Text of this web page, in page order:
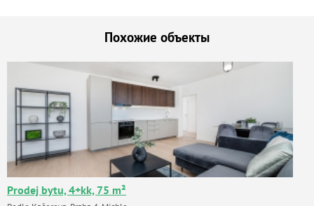
Похожие объекты
Prodej bytu, 4+kk, 75 m²